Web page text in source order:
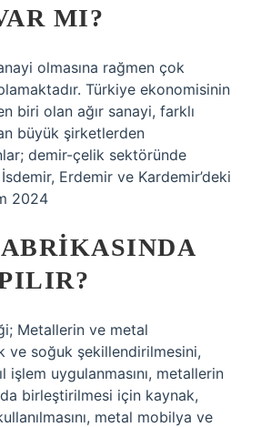
MI?
olmasına rağmen çok
Türkiye ekonomisinin
biri olan ağır sanayi, farklı
büyük şirketlerden
demir-çelik sektöründe
Erdemir ve Kardemir’deki
2024
Metallerin ve metal
ve soğuk şekillendirilmesini,
işlem uygulanmasını, metallerin
birleştirilmesi için kaynak,
metal mobilya ve